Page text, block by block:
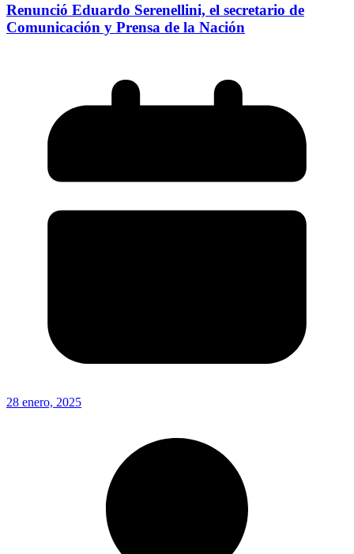
Renunció Eduardo Serenellini, el secretario de
Comunicación y Prensa de la Nación
28 enero, 2025